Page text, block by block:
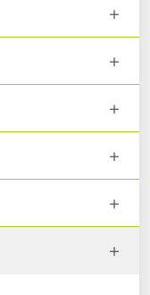
+
+
+
+
+
+